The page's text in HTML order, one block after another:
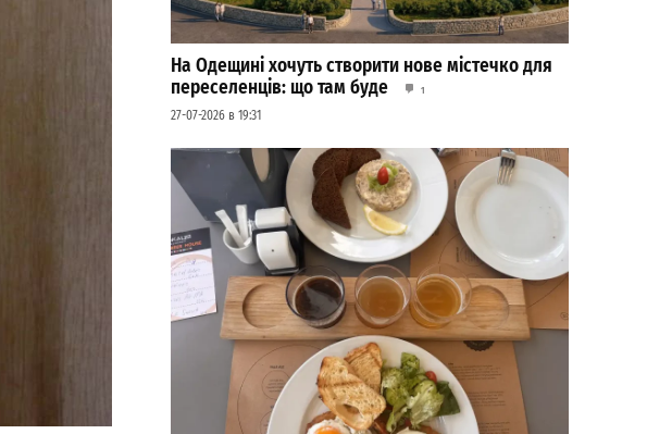
На Одещині хочуть створити нове містечко для
переселенців: що там буде
1
27-07-2026 в 19:31